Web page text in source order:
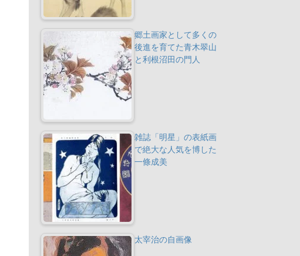
郷土画家として多くの
後進を育てた青木翠山
と利根沼田の門人
雑誌「明星」の表紙画
で絶大な人気を博した
一條成美
太宰治の自画像